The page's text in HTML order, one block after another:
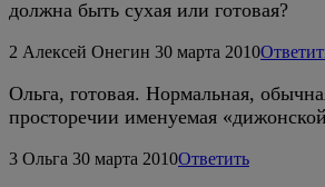
должна быть сухая или готовая?
2 Алексей Онегин 30 марта 2010
Ольга, готовая. Нормальная,
просторечии именуемая
3 Ольга 30 марта 2010Ответить